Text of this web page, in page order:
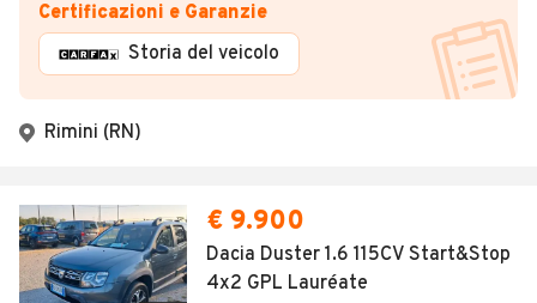
Certificazioni e Garanzie
Storia del veicolo
Rimini (RN)
€ 9.900
Dacia Duster 1.6 115CV Start&Stop
4x2 GPL Lauréate